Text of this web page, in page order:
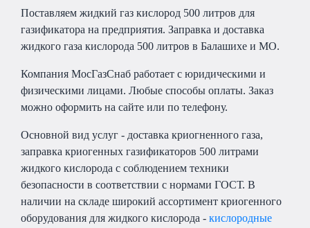
Поставляем жидкий газ кислород 500 литров для
газификатора на предприятия. Заправка и доставка
жидкого газа кислорода 500 литров в Балашихе и МО.
Компания МосГазСнаб работает с юридическими и
физическими лицами. Любые способы оплаты. Заказ
можно оформить на сайте или по телефону.
Основной вид услуг - доставка криогненного газа,
заправка криогенных газификаторов 500 литрами
жидкого кислорода с соблюдением техники
безопасности в соответствии с нормами ГОСТ. В
наличии на складе широкий ассортимент криогенного
оборудования для жидкого кислорода - кислородные